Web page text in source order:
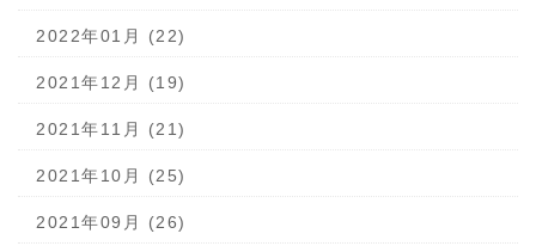
2022年01月 (22)
2021年12月 (19)
2021年11月 (21)
2021年10月 (25)
2021年09月 (26)